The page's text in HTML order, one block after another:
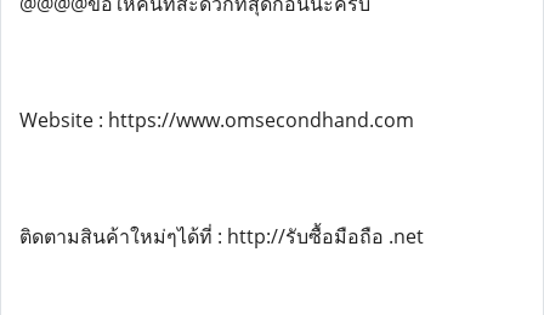
Website : https://www.omsecondhand.com
ติดตามสินค้าใหม่ๆได้ที่ : http://รับซื้อมือถือ .net